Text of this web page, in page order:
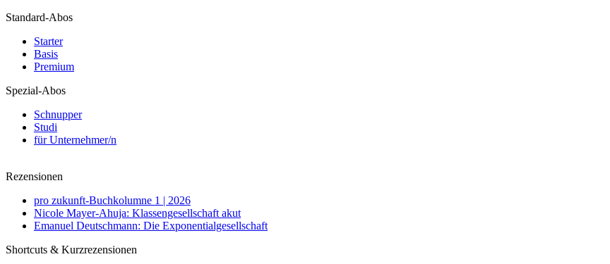
Standard-Abos
Starter
Basis
Premium
Spezial-Abos
Schnupper
Studi
für Unternehmer/n
Rezensionen
pro zukunft-Buchkolumne 1 | 2026
Nicole Mayer-Ahuja: Klassengesellschaft akut
Emanuel Deutschmann: Die Exponentialgesellschaft
Shortcuts & Kurzrezensionen